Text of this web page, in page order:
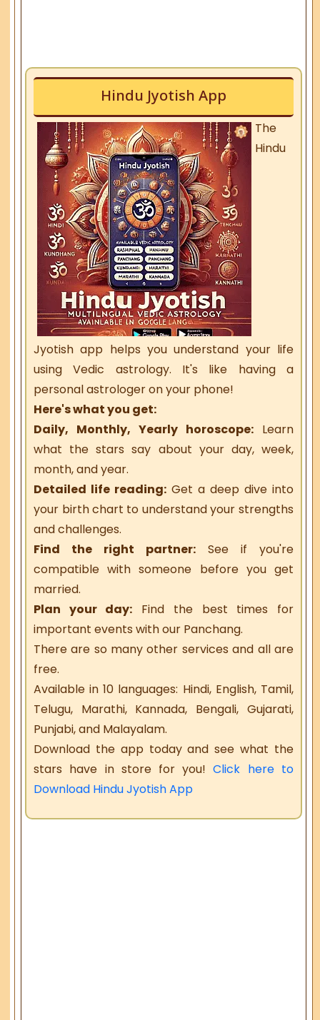
Hindu Jyotish App
The
Hindu
Jyotish app helps you understand your life
using Vedic astrology. It's like having a
personal astrologer on your phone!
Here's what you get:
Daily, Monthly, Yearly horoscope:Learn
what the stars say about your day, week,
month, and year.
Detailed life reading: Get a deep dive into
your birth chart to understand your strengths
and challenges.
Find the right partner: See if you're
compatible with someone before you get
married.
Plan your day: Find the best times for
important events with our Panchang.
There are so many other services and all are
free.
Available in 10 languages: Hindi, English, Tamil,
Telugu, Marathi, Kannada, Bengali, Gujarati,
Punjabi, and Malayalam.
Download the app today and see what the
stars have in store for you!Click here to
Download Hindu Jyotish App